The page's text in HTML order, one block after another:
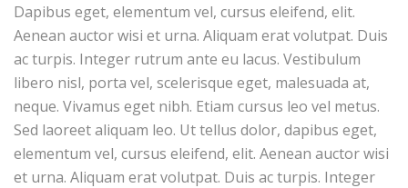
Dapibus eget, elementum vel, cursus eleifend, elit.
Aenean auctor wisi et urna. Aliquam erat volutpat. Duis
ac turpis. Integer rutrum ante eu lacus. Vestibulum
libero nisl, porta vel, scelerisque eget, malesuada at,
neque. Vivamus eget nibh. Etiam cursus leo vel metus.
Sed laoreet aliquam leo. Ut tellus dolor, dapibus eget,
elementum vel, cursus eleifend, elit. Aenean auctor wisi
et urna. Aliquam erat volutpat. Duis ac turpis. Integer